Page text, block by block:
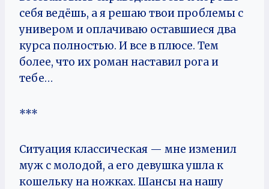
себя ведёшь, а я решаю твои проблемы с
универом и оплачиваю оставшиеся два
курса полностью. И все в плюсе. Тем
более, что их роман наставил рога и
тебе…
***
Ситуация классическая — мне изменил
муж с молодой, а его девушка ушла к
кошельку на ножках. Шансы на нашу